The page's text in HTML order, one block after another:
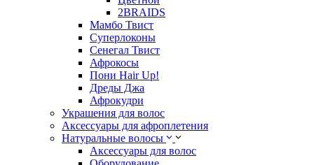
2BRAIDS
Мамбо Твист
Суперлоконы
Сенегал Твист
Афрокосы
Пони Hair Up!
Дреды Джа
Афрокудри
Украшения для волос
Аксессуары для афроплетения
Натуральные волосы
Аксессуары для волос